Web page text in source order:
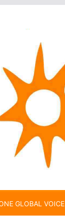
GLOBAL VOICE